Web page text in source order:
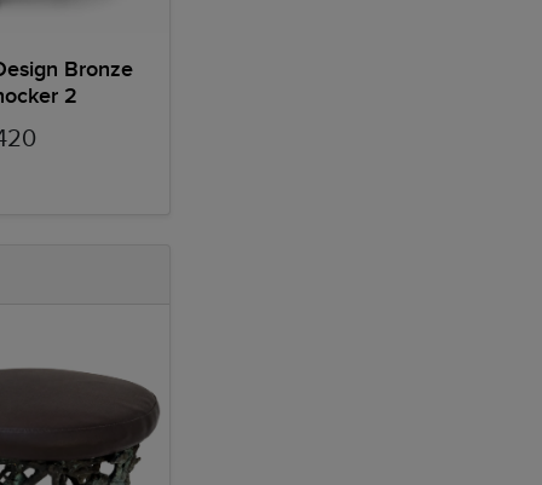
Bronze
2